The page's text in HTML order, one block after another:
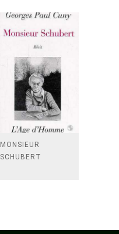
MONSIEUR
SCHUBERT